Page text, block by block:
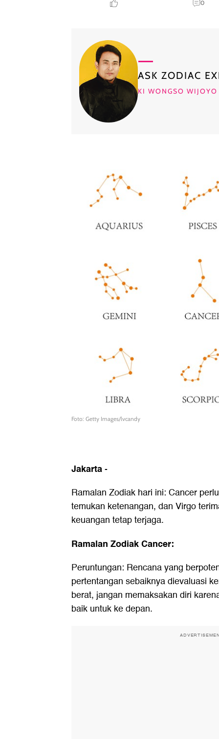
0
ASK ZODIAC
KI WONGSO WIJOYO
Foto: Getty Images/lvcandy
Jakarta-
Ramalan Zodiak hari ini: Cancer
temukan ketenangan, dan Virgo
keuangan tetap terjaga.
Ramalan Zodiak Cancer:
Peruntungan: Rencana yang
pertentangan sebaiknya dievaluasi
berat, jangan memaksakan diri
baik untuk ke depan.